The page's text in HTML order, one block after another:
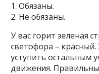
1. Обязаны.
2. Не обязаны.
У вас горит зеленая
светофора – красный.
уступить остальным
движения.